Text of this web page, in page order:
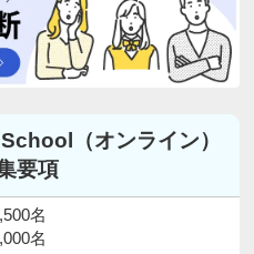
（オンライン）
要項
名
名